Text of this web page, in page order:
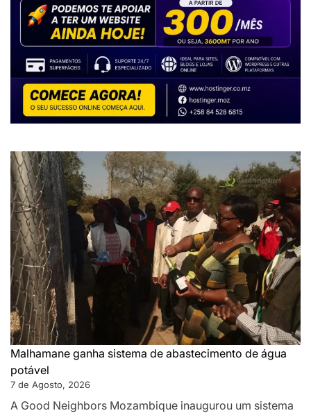
Malhamane ganha sistema de abastecimento de água
potável
7 de Agosto, 2026
A Good Neighbors Mozambique inaugurou um sistema